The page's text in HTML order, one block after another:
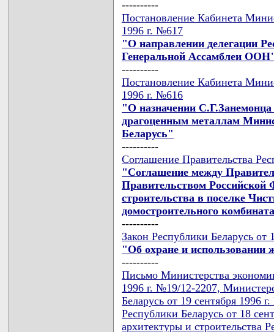
----------
Постановление Кабинета
1996 г. №617
"О направлении делегации
Генеральной Ассамблеи
----------
Постановление Кабинета
1996 г. №616
"О назначении С.Г.Занемонца
драгоценным металлам
Беларусь"
----------
Соглашение Правительства
"Соглашение между
Правительством Российской
строительства в поселке
домостроительного
----------
Закон Республики Беларусь
"Об охране и использовании
----------
Письмо Министерства
1996 г. №19/12-2207,
Беларусь от 19 сентября 1996
Республики Беларусь от 18
архитектуры и строительства